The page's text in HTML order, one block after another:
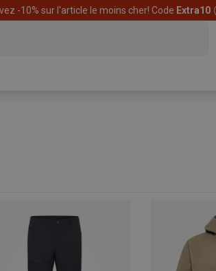
-10% sur l'article le moins cher! Code Extra10